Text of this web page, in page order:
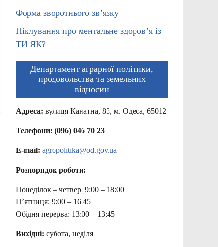
Форма зворотнього зв’язку
Піклування про ментальне здоров’я із
ТИ ЯК?
Департамент аграрної політики,
продовольства та земельних
відносин
Адреса: вулиця Канатна, 83, м. Одеса, 65012
Телефони: (096) 046 70 23
E-mail: agropolitika@od.gov.ua
Розпорядок роботи:
Понеділок – четвер: 9:00 – 18:00
П’ятниця: 9:00 – 16:45
Обідня перерва: 13:00 – 13:45
Вихідні: субота, неділя